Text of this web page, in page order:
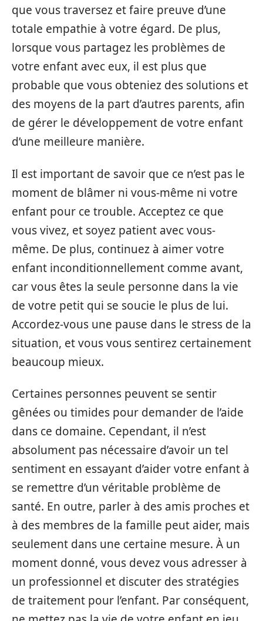
que vous traversez et faire preuve d’une
totale empathie à votre égard. De plus,
lorsque vous partagez les problèmes de
votre enfant avec eux, il est plus que
probable que vous obteniez des solutions et
des moyens de la part d’autres parents, afin
de gérer le développement de votre enfant
d’une meilleure manière.
Il est important de savoir que ce n’est pas le
moment de blâmer ni vous-même ni votre
enfant pour ce trouble. Acceptez ce que
vous vivez, et soyez patient avec vous-
même. De plus, continuez à aimer votre
enfant inconditionnellement comme avant,
car vous êtes la seule personne dans la vie
de votre petit qui se soucie le plus de lui.
Accordez-vous une pause dans le stress de la
situation, et vous vous sentirez certainement
beaucoup mieux.
Certaines personnes peuvent se sentir
gênées ou timides pour demander de l’aide
dans ce domaine. Cependant, il n’est
absolument pas nécessaire d’avoir un tel
sentiment en essayant d’aider votre enfant à
se remettre d’un véritable problème de
santé. En outre, parler à des amis proches et
à des membres de la famille peut aider, mais
seulement dans une certaine mesure. À un
moment donné, vous devez vous adresser à
un professionnel et discuter des stratégies
de traitement pour l’enfant. Par conséquent,